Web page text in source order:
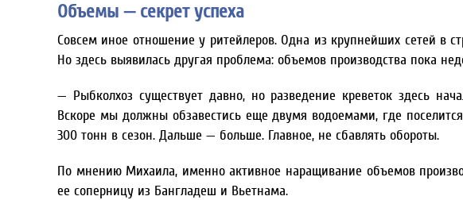
Объемы — секрет успеха
Совсем иное отношение у ритейлеров. Одна из крупнейших сетей в
Но здесь выявилась другая проблема: объемов производства пока
— Рыбколхоз существует давно, но разведение креветок здесь
Вскоре мы должны обзавестись еще двумя водоемами, где
300 тонн в сезон. Дальше — больше. Главное, не сбавлять обороты.
По мнению Михаила, именно активное наращивание объемов
ее соперницу из Бангладеш и Вьетнама.